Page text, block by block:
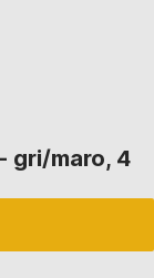
- gri/maro, 4